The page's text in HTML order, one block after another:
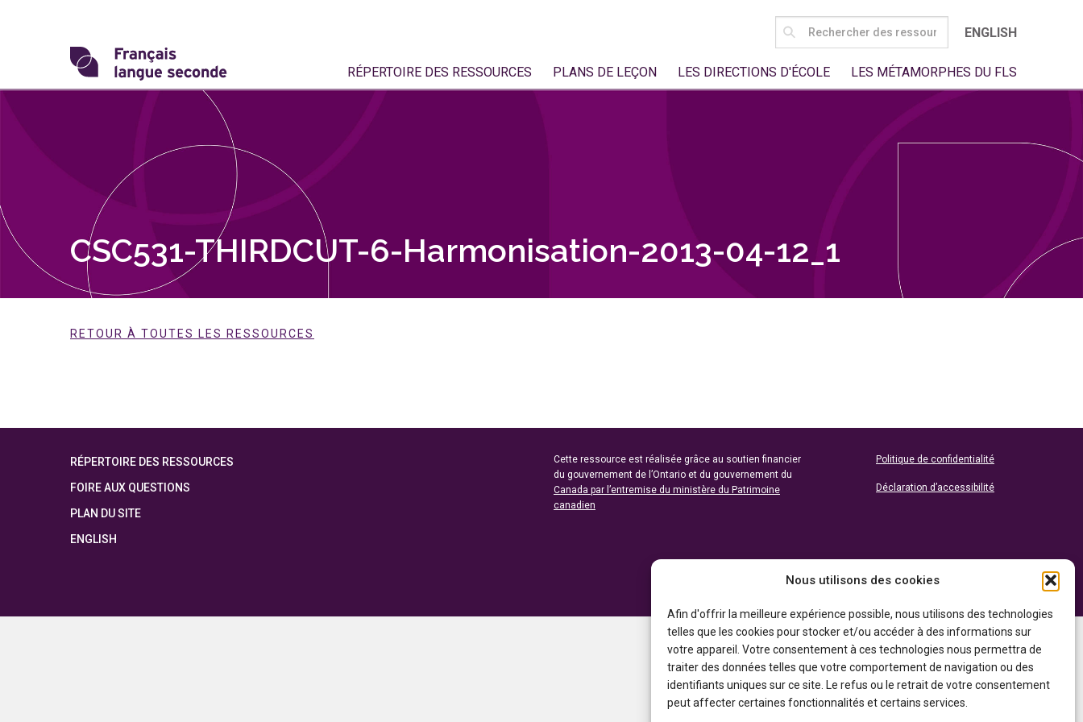
Nous utilisons des cookies
Afin d'offrir la meilleure expérience possible, nous utilisons des technologies
telles que les cookies pour stocker et/ou accéder à des informations sur
votre appareil. Votre consentement à ces technologies nous permettra de
traiter des données telles que votre comportement de navigation ou des
identifiants uniques sur ce site. Le refus ou le retrait de votre consentement
peut affecter certaines fonctionnalités et certains services.
Transformons
seconde
SEARCH
FOR:
ENGLISH
RÉPERTOIRE DES RESSOURCES PLANS DE LEÇON LES DIRECTIONS D'ÉCOLE LES MÉTAMORPHES DU FLS
CSC531-THIRDCUT-6-Harmonisation-2013-04-12_1
RETOUR À TOUTES LES RESSOURCES
RÉPERTOIRE DES RESSOURCES
FOIRE AUX QUESTIONS
PLAN DU SITE
ENGLISH
Cette ressource est réalisée grâce au soutien financier
du gouvernement de l’Ontario et du gouvernement du
Canada par l’entremise du ministère du Patrimoine
canadien
Politique de confidentialité
Déclaration d’accessibilité